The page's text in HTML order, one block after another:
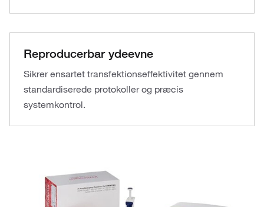
Reproducerbar ydeevne
Sikrer ensartet transfektionseffektivitet gennem
standardiserede protokoller og præcis
systemkontrol.